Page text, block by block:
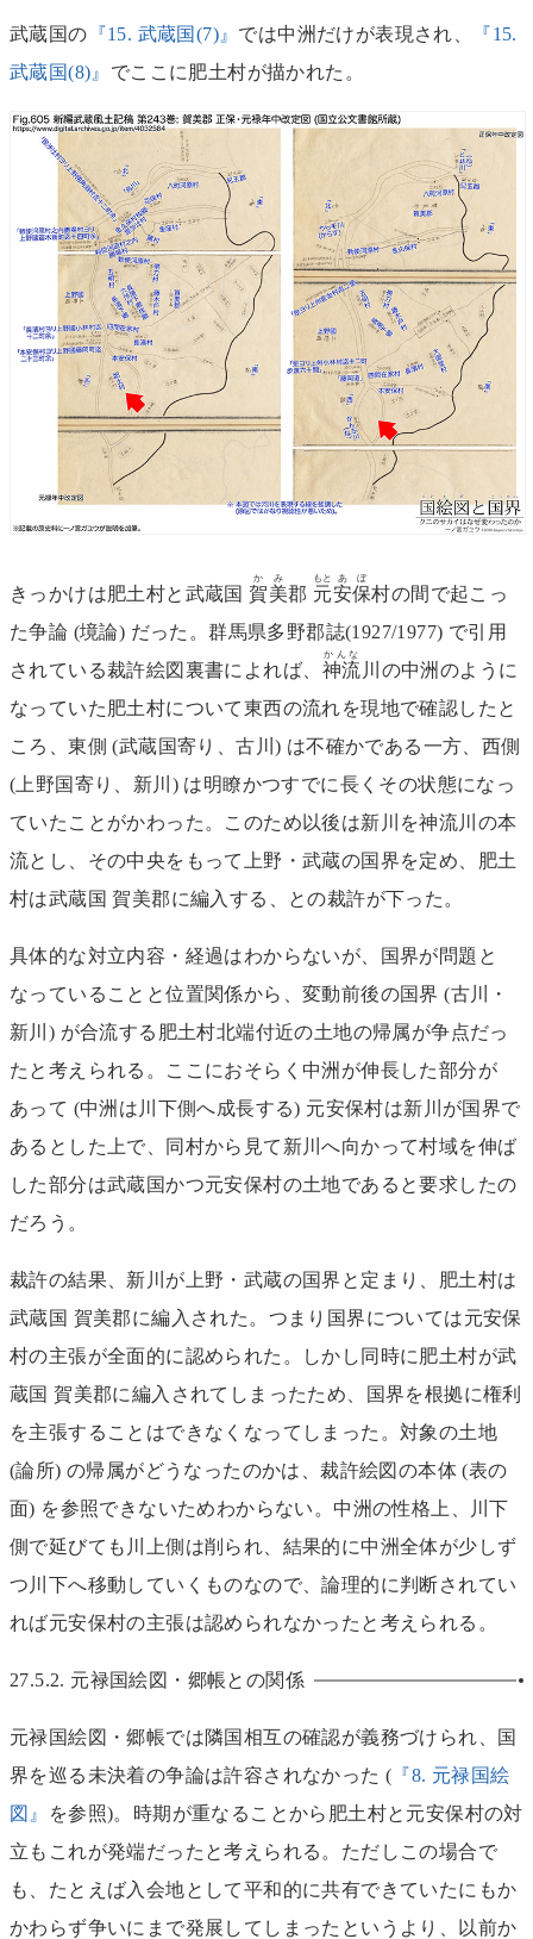
武蔵国の 『15. 武蔵国(7)』 では中洲だけが表現され、
『15.
武蔵国(8)』 でここに肥土村が描かれた。
きっかけは肥土村と武蔵国賀
か
美
み
郡 元
もと
安
あ
保
ぼ
村の間で起こっ
た争論 (境論) だった。群馬県多野郡誌(1927/1977) で引用
されている裁許絵図裏書によれば、 神流
かんな
川の中洲のように
なっていた肥土村について東西の流れを現地で確認したと
ころ、東側 (武蔵国寄り、古川) は不確かである一方、西側
(上野国寄り、新川) は明瞭かつすでに長くその状態になっ
ていたことがかわった。このため以後は新川を神流川の本
流とし、その中央をもって上野・武蔵の国界を定め、肥土
村は武蔵国 賀美郡に編入する、との裁許が下った。
具体的な対立内容・経過はわからないが、国界が問題と
なっていることと位置関係から、変動前後の国界 (古川・
新川) が合流する肥土村北端付近の土地の帰属が争点だっ
たと考えられる。ここにおそらく中洲が伸長した部分が
あって (中洲は川下側へ成長する) 元安保村は新川が国界で
あるとした上で、同村から見て新川へ向かって村域を伸ば
した部分は武蔵国かつ元安保村の土地であると要求したの
だろう。
裁許の結果、新川が上野・武蔵の国界と定まり、肥土村は
武蔵国 賀美郡に編入された。つまり国界については元安保
村の主張が全面的に認められた。しかし同時に肥土村が武
蔵国 賀美郡に編入されてしまったため、国界を根拠に権利
を主張することはできなくなってしまった。対象の土地
(論所) の帰属がどうなったのかは、裁許絵図の本体 (表の
面) を参照できないためわからない。中洲の性格上、川下
側で延びても川上側は削られ、結果的に中洲全体が少しず
つ川下へ移動していくものなので、論理的に判断されてい
れば元安保村の主張は認められなかったと考えられる。
27.5.2. 元禄国絵図・郷帳との関係
元禄国絵図・郷帳では隣国相互の確認が義務づけられ、国
界を巡る未決着の争論は許容されなかった ( 『8. 元禄国絵
図』
を参照)。時期が重なることから肥土村と元安保村の対
立もこれが発端だったと考えられる。ただしこの場合で
も、たとえば入会地として平和的に共有できていたにもか
かわらず争いにまで発展してしまったというより、以前か